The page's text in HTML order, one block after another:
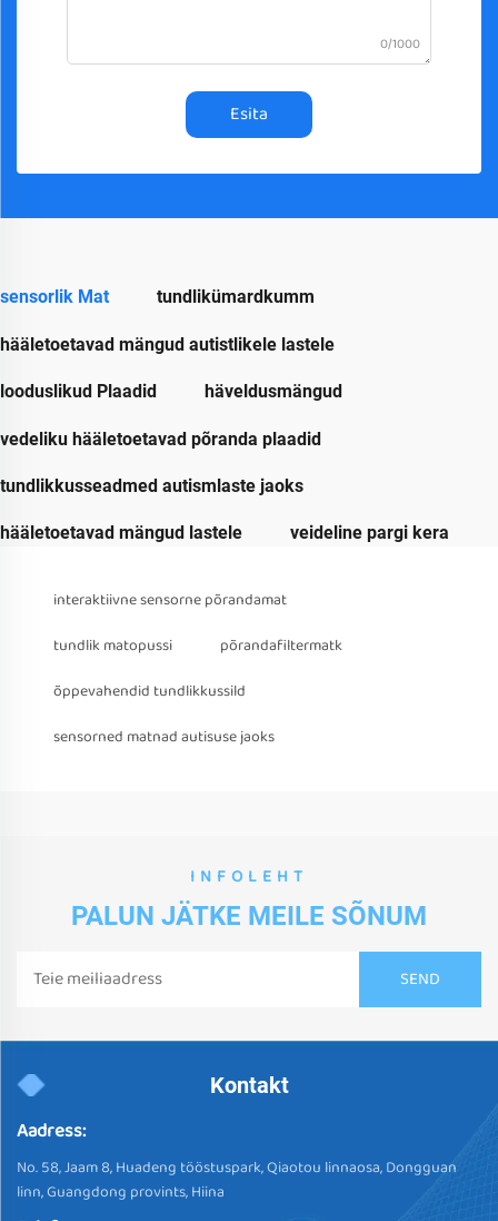
0/1000
Esita
sensorlik Mat tundlikümardkumm
hääletoetavad mängud autistlikele lastele
looduslikud Plaadid häveldusmängud
vedeliku hääletoetavad põranda plaadid
tundlikkusseadmed autismlaste jaoks
hääletoetavad mängud lastele veideline pargi kera
interaktiivne sensorne põrandamat
tundlik matopussi
põrandafiltermatk
õppevahendid tundlikkussild
sensorned matnad autisuse jaoks
INFOLEHT
PALUN JÄTKE MEILE SÕNUM
Kontakt
Aadress:
No. 58, Jaam 8, Huadeng tööstuspark, Qiaotou linnaosa, Dongguan
linn, Guangdong provints, Hiina